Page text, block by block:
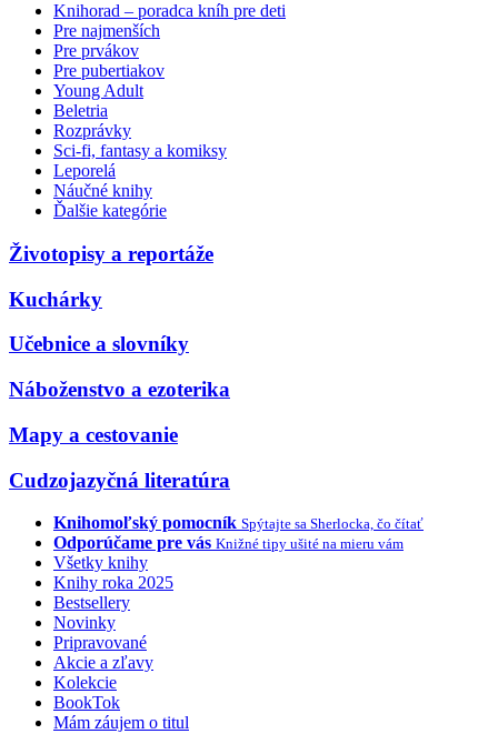
Knihorad – poradca kníh pre deti
Pre najmenších
Pre prvákov
Pre pubertiakov
Young Adult
Beletria
Rozprávky
Sci-fi, fantasy a komiksy
Leporelá
Náučné knihy
Ďalšie kategórie
Životopisy a reportáže
Kuchárky
Učebnice a slovníky
Náboženstvo a ezoterika
Mapy a cestovanie
Cudzojazyčná literatúra
Knihomoľský pomocník Spýtajte sa Sherlocka, čo čítať
Odporúčame pre vás Knižné tipy ušité na mieru vám
Všetky knihy
Knihy roka 2025
Bestsellery
Novinky
Pripravované
Akcie a zľavy
Kolekcie
BookTok
Mám záujem o titul